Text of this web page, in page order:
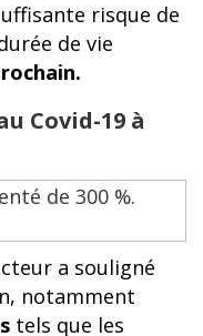
risque de
de vie
Covid-19 à
a souligné
notamment
tels que les